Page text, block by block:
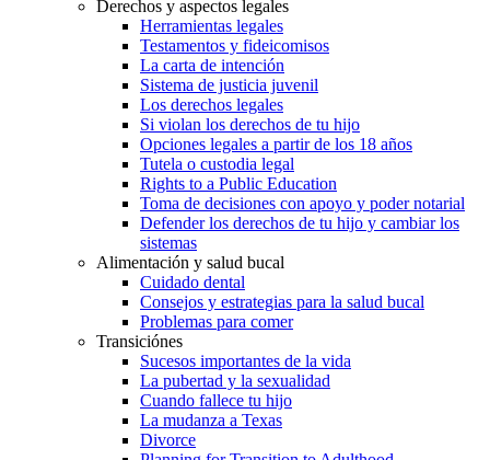
Derechos y aspectos legales
Herramientas legales
Testamentos y fideicomisos
La carta de intención
Sistema de justicia juvenil
Los derechos legales
Si violan los derechos de tu hijo
Opciones legales a partir de los 18 años
Tutela o custodia legal
Rights to a Public Education
Toma de decisiones con apoyo y poder notarial
Defender los derechos de tu hijo y cambiar los
sistemas
Alimentación y salud bucal
Cuidado dental
Consejos y estrategias para la salud bucal
Problemas para comer
Transiciónes
Sucesos importantes de la vida
La pubertad y la sexualidad
Cuando fallece tu hijo
La mudanza a Texas
Divorce